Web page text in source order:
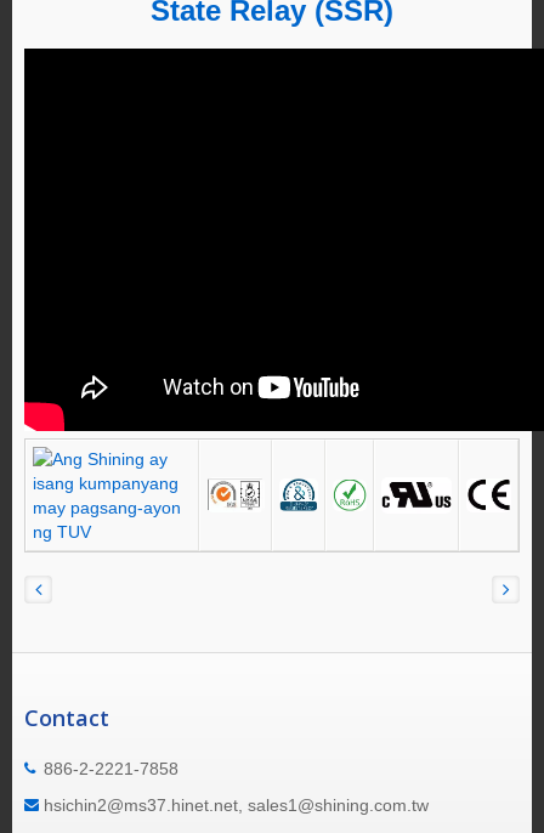
State Relay (SSR)
Contact
886-2-2221-7858
hsichin2@ms37.hinet.net, sales1@shining.com.tw